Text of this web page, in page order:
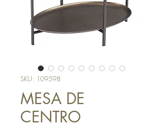
SKU: 109598
MESA DE
CENTRO